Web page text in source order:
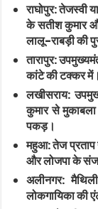
राघोपुर: तेजस्वी
के सतीश कुमार
लालू-राबड़ी की
तारापुर:
कांटे की टक्कर
लखीसराय:
कुमार से
पकड़।
महुआ: तेज
और लोजपा के
अलीनगर:
लोकगायिका की